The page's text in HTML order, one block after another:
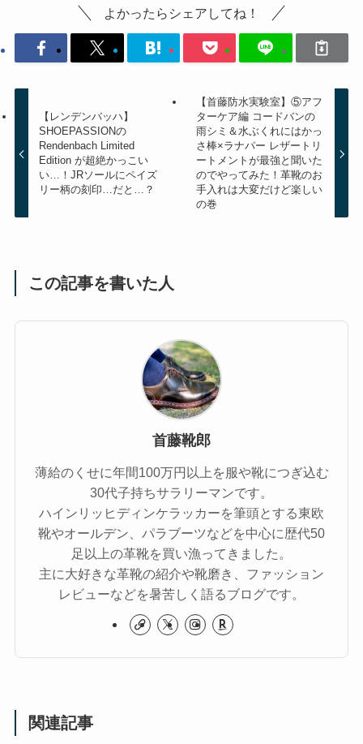
よかったらシェアしてね！
【レンデンバッハ】
SHOEPASSIONの
Rendenbach Limited
Edition が超絶かっこい
い…！JRソールにペイズ
リー柄の刻印…だと…？
【首藤防水実験室】⑤アフ
ターケア編 コードバンの
雨シミ＆水ぶくれにはかっ
さ棒×ラナパー レザートリ
ートメントが最強と聞いた
のでやってみた！革靴のお
手入れは大変だけど楽しい
の巻
この記事を書いた人
首藤靴郎
薄給のくせに年間100万円以上を服や靴につぎ込む
30代子持ちサラリーマンです。
ハインリッヒディンケラッカーを筆頭とする東欧
靴やオールデン、パラブーツなどを中心に歴代50
足以上の革靴を買い漁ってきました。
主に大好きな革靴の紹介や靴磨き、ファッション
レビューなどを暑苦しく語るブログです。
関連記事